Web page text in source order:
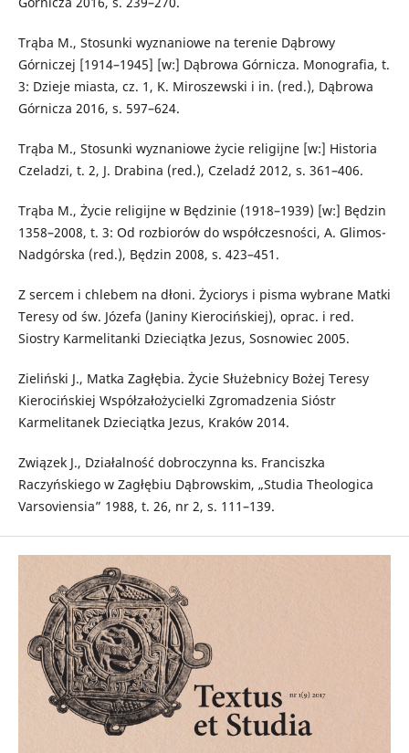
Trąba M., Stosunki wyznaniowe na terenie Dąbrowy
Górniczej [1914–1945] [w:] Dąbrowa Górnicza. Monografia, t.
3: Dzieje miasta, cz. 1, K. Miroszewski i in. (red.), Dąbrowa
Górnicza 2016, s. 597–624.
Trąba M., Stosunki wyznaniowe życie religijne [w:] Historia
Czeladzi, t. 2, J. Drabina (red.), Czeladź 2012, s. 361–406.
Trąba M., Życie religijne w Będzinie (1918–1939) [w:] Będzin
1358–2008, t. 3: Od rozbiorów do współczesności, A. Glimos-
Nadgórska (red.), Będzin 2008, s. 423–451.
Z sercem i chlebem na dłoni. Życiorys i pisma wybrane Matki
Teresy od św. Józefa (Janiny Kierocińskiej), oprac. i red.
Siostry Karmelitanki Dzieciątka Jezus, Sosnowiec 2005.
Zieliński J., Matka Zagłębia. Życie Służebnicy Bożej Teresy
Kierocińskiej Współzałożycielki Zgromadzenia Sióstr
Karmelitanek Dzieciątka Jezus, Kraków 2014.
Związek J., Działalność dobroczynna ks. Franciszka
Raczyńskiego w Zagłębiu Dąbrowskim, „Studia Theologica
Varsoviensia” 1988, t. 26, nr 2, s. 111–139.